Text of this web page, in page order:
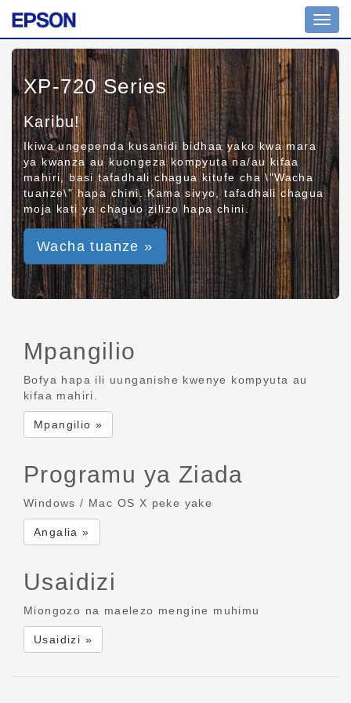
XP-720 Series
Karibu!
Ikiwa ungependa kusanidi bidhaa yako kwa mara
ya kwanza au kuongeza kompyuta na/au kifaa
mahiri, basi tafadhali chagua kitufe cha \"Wacha
tuanze\" hapa chini. Kama sivyo, tafadhali chagua
moja kati ya chaguo zilizo hapa chini.
Wacha tuanze »
Mpangilio
Bofya hapa ili uunganishe kwenye kompyuta au
kifaa mahiri.
Mpangilio »
Programu ya Ziada
Windows / Mac OS X peke yake
Angalia »
Usaidizi
Miongozo na maelezo mengine muhimu
Usaidizi »